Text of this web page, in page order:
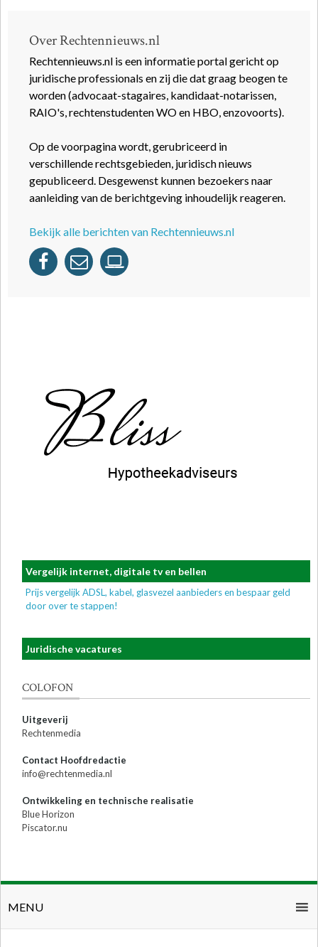
Over Rechtennieuws.nl
Rechtennieuws.nl is een informatie portal gericht op
juridische professionals en zij die dat graag beogen te
worden (advocaat-stagaires, kandidaat-notarissen,
RAIO's, rechtenstudenten WO en HBO, enzovoorts).
Op de voorpagina wordt, gerubriceerd in
verschillende rechtsgebieden, juridisch nieuws
gepubliceerd. Desgewenst kunnen bezoekers naar
aanleiding van de berichtgeving inhoudelijk reageren.
Bekijk alle berichten van Rechtennieuws.nl
Vergelijk internet, digitale tv en bellen
Prijs vergelijk ADSL, kabel, glasvezel aanbieders en bespaar geld
door over te stappen!
Juridische vacatures
COLOFON
Uitgeverij
Rechtenmedia
Contact Hoofdredactie
info@rechtenmedia.nl
Ontwikkeling en technische realisatie
Blue Horizon
Piscator.nu
MENU